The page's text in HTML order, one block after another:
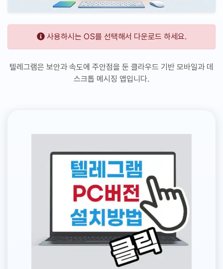
사용하시는 OS를 선택해서 다운로드 하세요.
텔레그램은 보안과 속도에 주안점을 둔 클라우드 기반 모바일과 데
스크톱 메시징 앱입니다.